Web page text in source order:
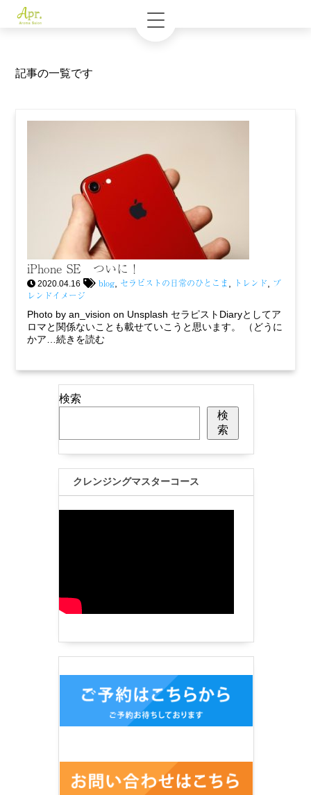
記事の一覧です
iPhone SE ついに！
2020.04.16 blog セラピストの日常のひとこま トレンド ブ
レンドイメージ
Photo by an_vision on Unsplash セラピストDiaryとしてア
ロマと関係ないことも載せていこうと思います。 （どうに
かア…続きを読む
検索
検
索
クレンジングマスターコース